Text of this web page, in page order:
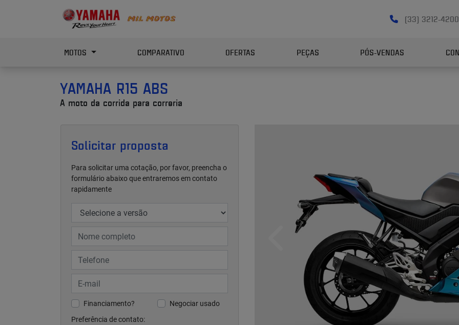
(33) 3212-
MOTOS COMPARATIVO OFERTAS PEÇAS PÓS-VENDAS
YAMAHA R15 ABS
A moto da corrida para correria
Solicitar proposta
Para solicitar uma cotação, por favor, preencha o
formulário abaixo que entraremos em contato
rapidamente
Financiamento?
Negociar usado
Preferência de contato: